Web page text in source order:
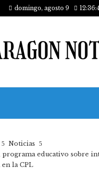
domingo, agosto 9
Noticias
programa educativo sobre
la CPL